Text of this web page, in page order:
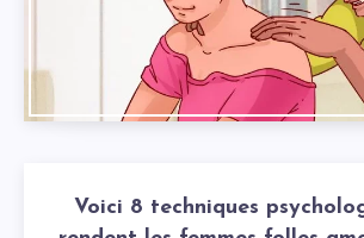
Voici 8 techniques